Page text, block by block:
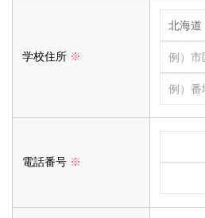
学校住所 ※
電話番号 ※